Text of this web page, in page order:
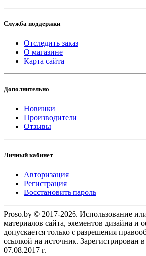
Служба поддержки
Отследить заказ
О магазине
Карта сайта
Дополнительно
Новинки
Производители
Отзывы
Личный кабинет
Авторизация
Регистрация
Восстановить пароль
Proso.by © 2017-2026. Использование
материалов сайта, элементов дизайна и
допускается только с разрешения
ссылкой на источник. Зарегистрирован в
07.08.2017 г.